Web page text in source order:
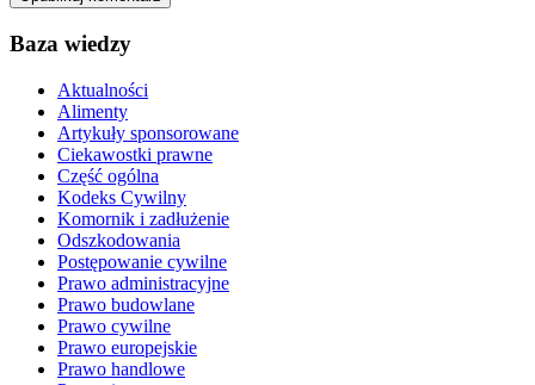
Baza wiedzy
Aktualności
Alimenty
Artykuły sponsorowane
Ciekawostki prawne
Część ogólna
Kodeks Cywilny
Komornik i zadłużenie
Odszkodowania
Postępowanie cywilne
Prawo administracyjne
Prawo budowlane
Prawo cywilne
Prawo europejskie
Prawo handlowe